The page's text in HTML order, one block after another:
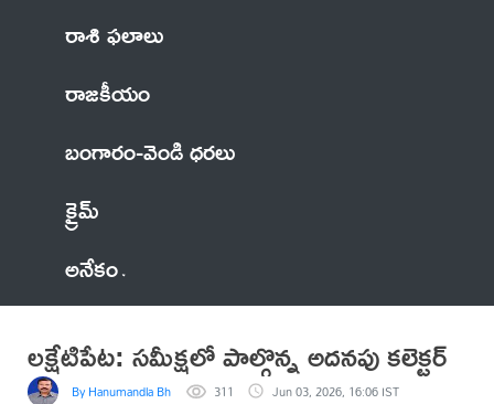
రాశి ఫలాలు
రాజకీయం
బంగారం-వెండి ధరలు
క్రైమ్
అనేకం
లక్షేటిపేట: సమీక్షలో పాల్గొన్న అదనపు కలెక్టర్
By Hanumandla Bhadraiah 311 Jun 03, 2026, 16:06 IST